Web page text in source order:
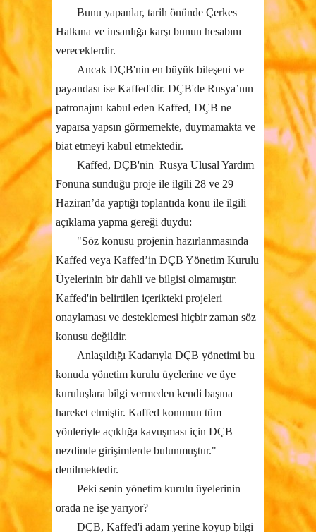
Bunu yapanlar, tarih önünde Çerkes
Halkına ve insanlığa karşı bunun hesabını
vereceklerdir.
Ancak DÇB'nin en büyük bileşeni ve
payandası ise Kaffed'dir. DÇB'de Rusya’nın
patronajını kabul eden Kaffed, DÇB ne
yaparsa yapsın görmemekte, duymamakta ve
biat etmeyi kabul etmektedir.
Kaffed, DÇB'nin Rusya Ulusal Yardım
Fonuna sunduğu proje ile ilgili 28 ve 29
Haziran’da yaptığı toplantıda konu ile ilgili
açıklama yapma gereği duydu:
"Söz konusu projenin hazırlanmasında
Kaffed veya Kaffed’in DÇB Yönetim Kurulu
Üyelerinin bir dahli ve bilgisi olmamıştır.
Kaffed'in belirtilen içerikteki projeleri
onaylaması ve desteklemesi hiçbir zaman söz
konusu değildir.
Anlaşıldığı Kadarıyla DÇB yönetimi bu
konuda yönetim kurulu üyelerine ve üye
kuruluşlara bilgi vermeden kendi başına
hareket etmiştir. Kaffed konunun tüm
yönleriyle açıklığa kavuşması için DÇB
nezdinde girişimlerde bulunmuştur."
denilmektedir.
Peki senin yönetim kurulu üyelerinin
orada ne işe yarıyor?
DÇB, Kaffed'i adam yerine koyup bilgi